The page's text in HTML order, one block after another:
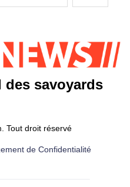
savoyards
Tout droit réservé
de Confidentialité